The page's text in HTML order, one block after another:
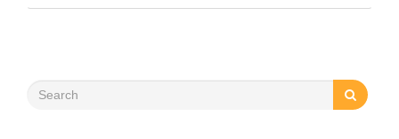
praktykowanie tej pozycji może poprawić elastyczność